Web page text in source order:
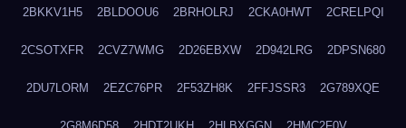
2BKKV1H5 2BLDOOU6 2BRHOLRJ 2CKA0HWT 2CRELPQI
2CSOTXFR 2CVZ7WMG 2D26EBXW 2D942LRG 2DPSN680
2DU7LORM 2EZC76PR 2F53ZH8K 2FFJSSR3 2G789XQE